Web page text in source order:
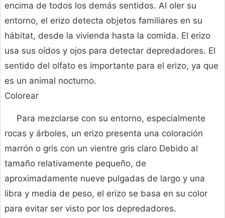
encima de todos los demás sentidos. Al oler su
entorno, el erizo detecta objetos familiares en su
hábitat, desde la vivienda hasta la comida. El erizo
usa sus oídos y ojos para detectar depredadores. El
sentido del olfato es importante para el erizo, ya que
es un animal nocturno.
Colorear
Para mezclarse con su entorno, especialmente
rocas y árboles, un erizo presenta una coloración
marrón o gris con un vientre gris claro Debido al
tamaño relativamente pequeño, de
aproximadamente nueve pulgadas de largo y una
libra y media de peso, el erizo se basa en su color
para evitar ser visto por los depredadores.